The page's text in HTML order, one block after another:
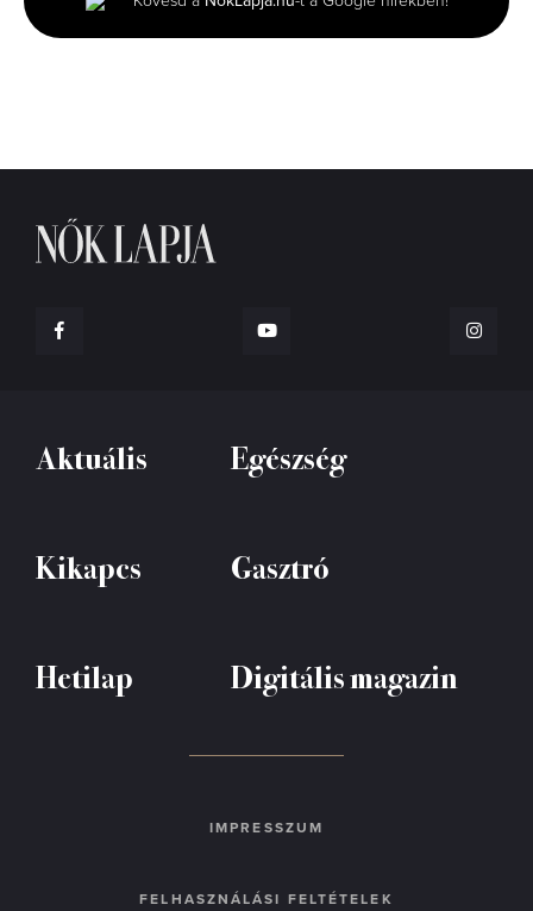
48
seconds
Aktuális Egészség
Kikapcs Gasztró
Hetilap Digitális magazin
IMPRESSZUM
FELHASZNÁLÁSI FELTÉTELEK